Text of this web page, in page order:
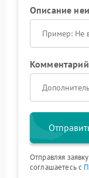
Описание
Комментарий
Отправляя
соглашаетесь с